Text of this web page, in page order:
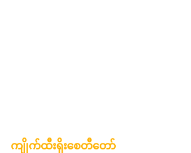
ကျိုက်ထီးရိုးစေတီတော်